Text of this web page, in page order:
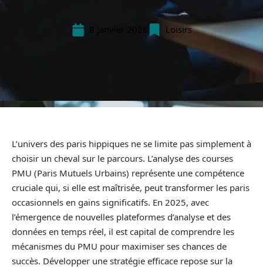
Loisirs
L’univers des paris hippiques ne se limite pas simplement à
choisir un cheval sur le parcours. L’analyse des courses
PMU (Paris Mutuels Urbains) représente une compétence
cruciale qui, si elle est maîtrisée, peut transformer les paris
occasionnels en gains significatifs. En 2025, avec
l’émergence de nouvelles plateformes d’analyse et des
données en temps réel, il est capital de comprendre les
mécanismes du PMU pour maximiser ses chances de
succès. Développer une stratégie efficace repose sur la